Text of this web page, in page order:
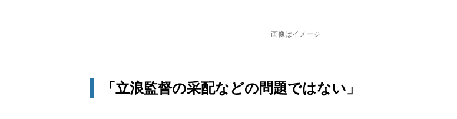
画像はイメージ
「立浪監督の采配などの問題ではない」